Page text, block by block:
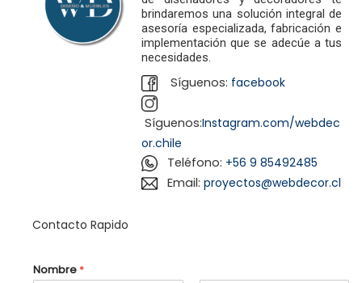
c
i
ó
n
d
o
brindaremos una solución integral de
asesoría especializada, fabricación e
implementación que se adecúe a tus
necesidades.
Síguenos: facebook
Síguenos:Instagram.com/webdec
or.chile
Teléfono: +56 9 85492485
Email: proyectos@webdecor.cl
Contacto Rapido
T
e
Nombre *